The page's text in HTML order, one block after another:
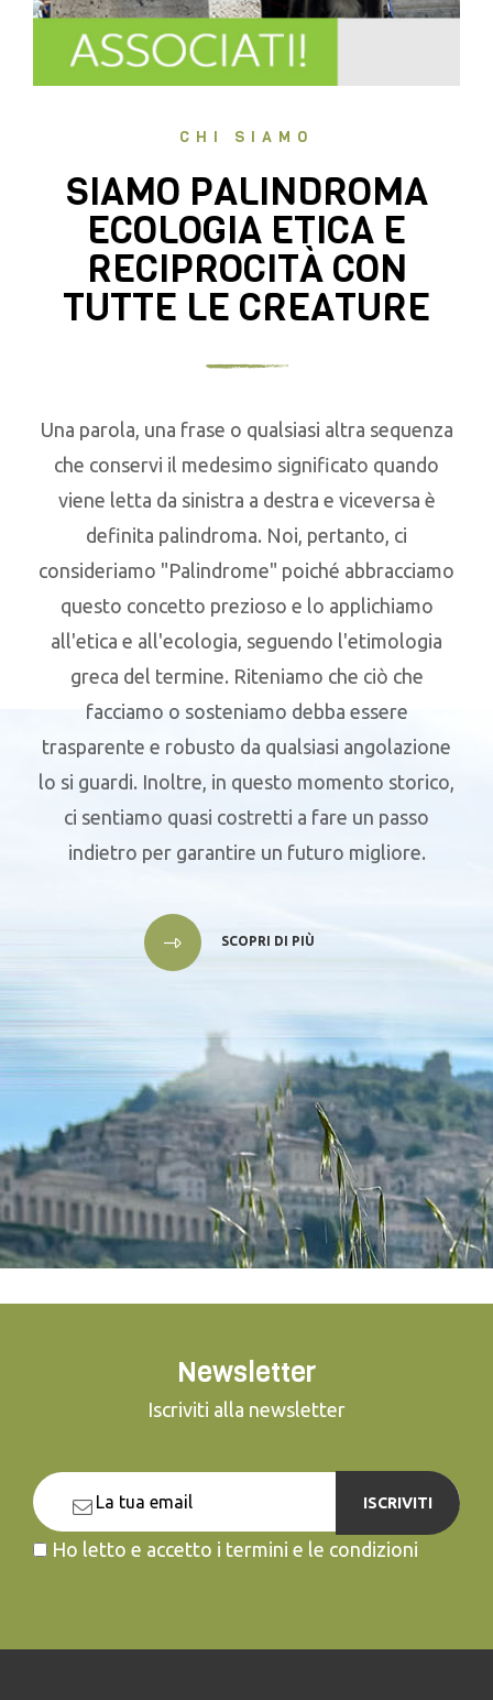
CHI SIAMO
SIAMO PALINDROMA
ECOLOGIA ETICA E
RECIPROCITÀ CON
TUTTE LE CREATURE
Una parola, una frase o qualsiasi altra sequenza
che conservi il medesimo significato quando
viene letta da sinistra a destra e viceversa è
definita palindroma. Noi, pertanto, ci
consideriamo "Palindrome" poiché abbracciamo
questo concetto prezioso e lo applichiamo
all'etica e all'ecologia, seguendo l'etimologia
greca del termine. Riteniamo che ciò che
facciamo o sosteniamo debba essere
trasparente e robusto da qualsiasi angolazione
lo si guardi. Inoltre, in questo momento storico,
ci sentiamo quasi costretti a fare un passo
indietro per garantire un futuro migliore.
SCOPRI DI PIÙ
Newsletter
Iscriviti alla newsletter
ISCRIVITI
Ho letto e accetto i termini e le condizioni